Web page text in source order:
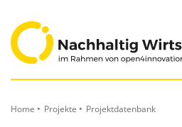
Inhalt
Home Projekte Projektdatenbank